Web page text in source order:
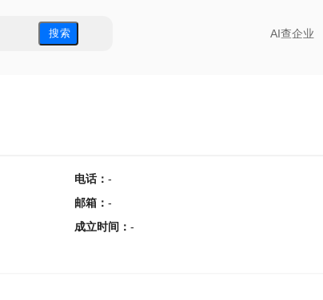
搜 索 AI查企业
电话： -
邮箱 ： -
成立时间 ： -